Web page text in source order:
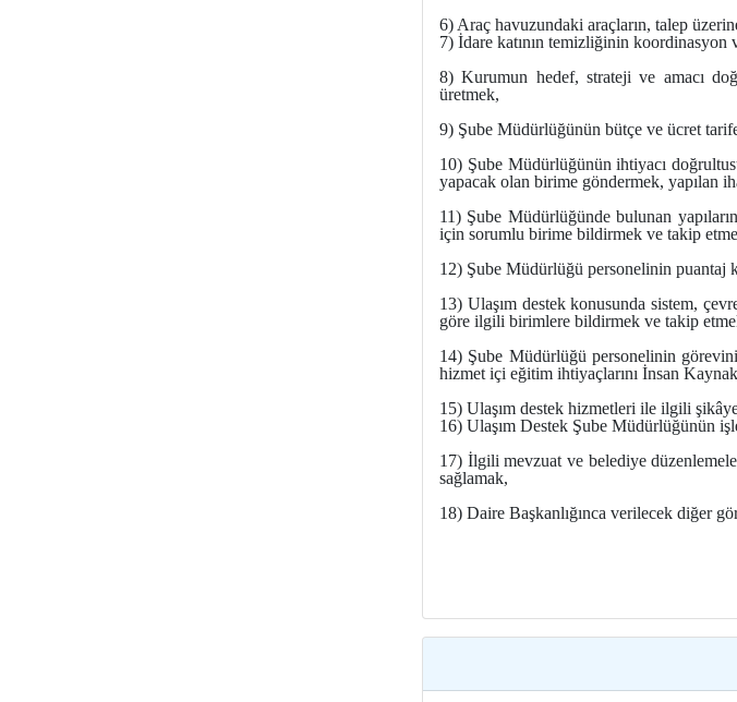
6) Araç havuzundaki araçların, talep
7) İdare katının temizliğinin koordinasyon
8) Kurumun hedef, strateji ve amacı
üretmek,
9) Şube Müdürlüğünün bütçe ve ücret
10) Şube Müdürlüğünün ihtiyacı
yapacak olan birime göndermek, yapılan
11) Şube Müdürlüğünde bulunan
için sorumlu birime bildirmek ve takip
12) Şube Müdürlüğü personelinin puantaj
13) Ulaşım destek konusunda sistem,
göre ilgili birimlere bildirmek ve takip
14) Şube Müdürlüğü personelinin
hizmet içi eğitim ihtiyaçlarını İnsan
15) Ulaşım destek hizmetleri ile ilgili
16) Ulaşım Destek Şube Müdürlüğünün
17) İlgili mevzuat ve belediye
sağlamak,
18) Daire Başkanlığınca verilecek diğer